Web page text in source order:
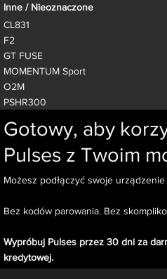
Inne / Nieoznaczone
CL831
F2
GT FUSE
MOMENTUM Sport
O2M
PSHR300
Gotowy, aby
Pulses z Twoim
Możesz podłączyć swoje
Bez kodów parowania. Bez
Wypróbuj Pulses przez 30 dni za
kredytowej.